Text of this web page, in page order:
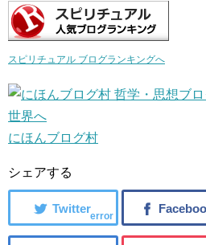
スピリチュアル ブログランキングへ
にほんブログ村
シェアする
error